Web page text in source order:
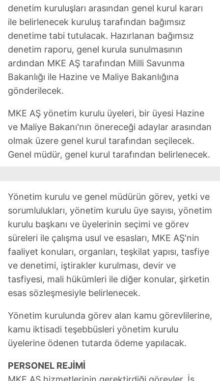
denetim kuruluşları arasından genel kurul kararı
ile belirlenecek kuruluş tarafından bağımsız
denetime tabi tutulacak. Hazırlanan bağımsız
denetim raporu, genel kurula sunulmasının
ardından MKE AŞ tarafından Milli Savunma
Bakanlığı ile Hazine ve Maliye Bakanlığına
gönderilecek.
MKE AŞ yönetim kurulu üyeleri, bir üyesi Hazine
ve Maliye Bakanı'nın önereceği adaylar arasından
olmak üzere genel kurul tarafından seçilecek.
Genel müdür, genel kurul tarafından belirlenecek.
Yönetim kurulu ve genel müdürün görev, yetki ve
sorumlulukları, yönetim kurulu üye sayısı, yönetim
kurulu başkanı ve üyelerinin seçimi ve görev
süreleri ile çalışma usul ve esasları, MKE AŞ'nin
faaliyet konuları, organları, teşkilat yapısı, tasfiye
ve denetimi, iştirakler kurulması, devir ve
tasfiyesi, mali hükümleri ile diğer konular, şirketin
esas sözleşmesiyle belirlenecek.
Yönetim kurulunda görev alan kamu görevlilerine,
kamu iktisadi teşebbüsleri yönetim kurulu
üyelerine ödenen tutarda ödeme yapılacak.
PERSONEL REJİMİ